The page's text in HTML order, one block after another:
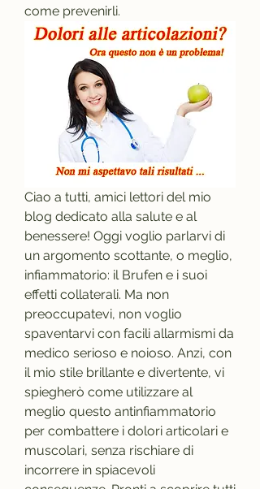
come prevenirli.
Ciao a tutti, amici lettori del mio
blog dedicato alla salute e al
benessere! Oggi voglio parlarvi di
un argomento scottante, o meglio,
infiammatorio: il Brufen e i suoi
effetti collaterali. Ma non
preoccupatevi, non voglio
spaventarvi con facili allarmismi da
medico serioso e noioso. Anzi, con
il mio stile brillante e divertente, vi
spiegherò come utilizzare al
meglio questo antinfiammatorio
per combattere i dolori articolari e
muscolari, senza rischiare di
incorrere in spiacevoli